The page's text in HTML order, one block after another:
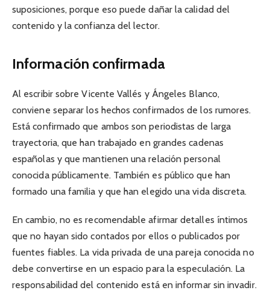
suposiciones, porque eso puede dañar la calidad del
contenido y la confianza del lector.
Información confirmada
Al escribir sobre Vicente Vallés y Ángeles Blanco,
conviene separar los hechos confirmados de los rumores.
Está confirmado que ambos son periodistas de larga
trayectoria, que han trabajado en grandes cadenas
españolas y que mantienen una relación personal
conocida públicamente. También es público que han
formado una familia y que han elegido una vida discreta.
En cambio, no es recomendable afirmar detalles íntimos
que no hayan sido contados por ellos o publicados por
fuentes fiables. La vida privada de una pareja conocida no
debe convertirse en un espacio para la especulación. La
responsabilidad del contenido está en informar sin invadir.